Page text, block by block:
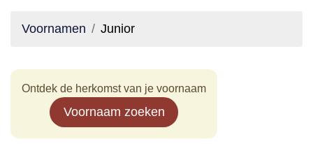
Voornamen Junior
Ontdek de herkomst van je voornaam
Voornaam zoeken